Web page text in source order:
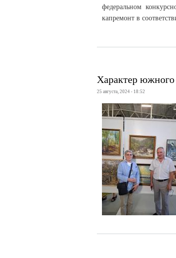
федеральном
капремонт в
Характер южного
25 августа, 2024 - 18:52